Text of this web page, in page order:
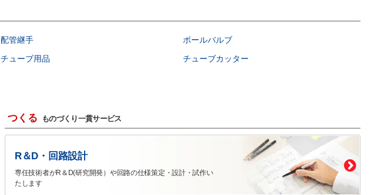
配管継手
ボールバルブ
チューブ用品
チューブカッター
つくる ものづくり一貫サービス
R＆D・回路設計
専任技術者がR＆D(研究開発）や回路の仕様策定・設計・試作い
たします